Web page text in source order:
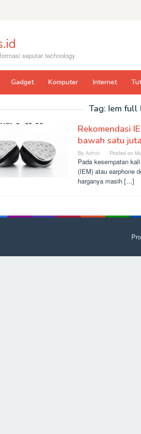
seputar technology
Gadget Komputer Internet
Tag: Iem full
Rekomendasi
bawah satu juta
By Admin Posted on
Pada kesempatan
(IEM) atau earphone
harganya masih […]